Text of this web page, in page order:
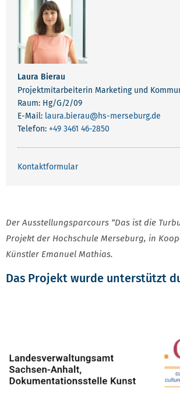
Laura Bierau
Projektmitarbeiterin Marketing und
Raum: Hg/G/2/09
E-Mail: laura.bierau@hs-merseburg.de
Telefon: +49 3461 46-2850
Kontaktformular
Der Ausstellungsparcours “Das ist die
Projekt der Hochschule Merseburg, in
Künstler Emanuel Mathias.
Das Projekt wurde unterstützt